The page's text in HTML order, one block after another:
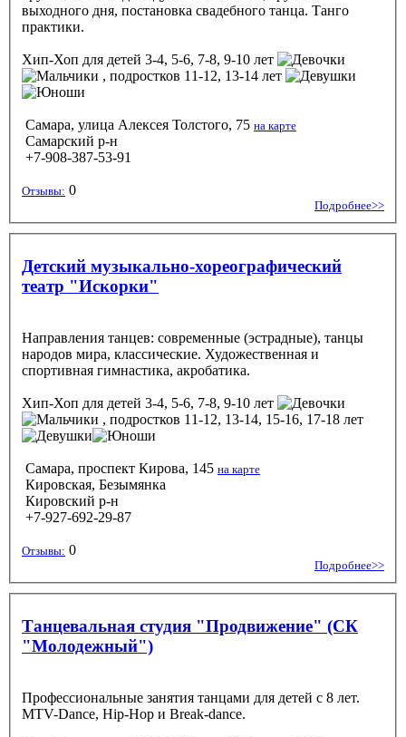
выходного дня, постановка свадебного танца. Танго
практики.
Хип-Хоп для детей 3-4, 5-6, 7-8, 9-10 лет
, подростков 11-12, 13-14 лет
Самара, улица Алексея Толстого, 75 на карте
Самарский р-н
+7-908-387-53-91
Отзывы: 0
Подробнее>>
Детский музыкально-хореографический
театр "Искорки"
Направления танцев: современные (эстрадные), танцы
народов мира, классические. Художественная и
спортивная гимнастика, акробатика.
Хип-Хоп для детей 3-4, 5-6, 7-8, 9-10 лет
, подростков 11-12, 13-14, 15-16, 17-18 лет
Самара, проспект Кирова, 145 на карте
Кировская, Безымянка
Кировский р-н
+7-927-692-29-87
Отзывы: 0
Подробнее>>
Танцевальная студия "Продвижение" (СК
"Молодежный")
Профессиональные занятия танцами для детей с 8 лет.
MTV-Dance, Hip-Hop и Break-dance.